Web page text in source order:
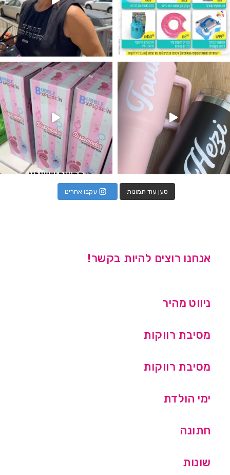
מטף לגילוי מין העובר חזר למלא
טען עוד תמונות עקבו אחרינו
אנחנו רוצים להיות בקשר!
ניווט מהיר
מסיבת רווקות
מסיבת רווקות
ימי הולדת
חתונה
שונות